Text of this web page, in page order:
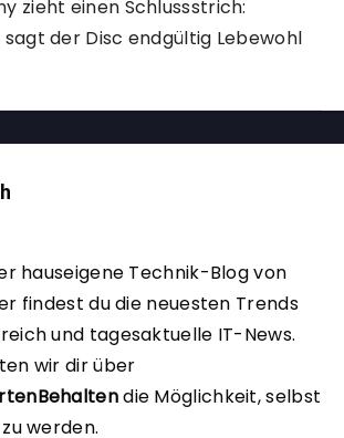
zieht einen Schlussstrich:
der Disc endgültig Lebewohl
hauseigene Technik-Blog von
findest du die neuesten Trends
und tagesaktuelle IT-News.
wir dir über
die Möglichkeit, selbst
werden.